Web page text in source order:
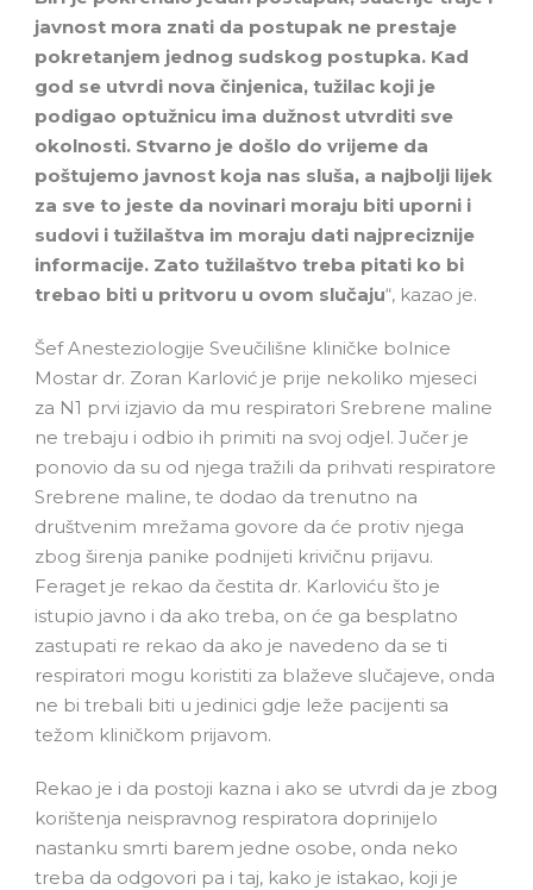
javnost mora znati da postupak ne prestaje
pokretanjem jednog sudskog postupka. Kad
god se utvrdi nova činjenica, tužilac koji je
podigao optužnicu ima dužnost utvrditi sve
okolnosti. Stvarno je došlo do vrijeme da
poštujemo javnost koja nas sluša, a najbolji lijek
za sve to jeste da novinari moraju biti uporni i
sudovi i tužilaštva im moraju dati najpreciznije
informacije. Zato tužilaštvo treba pitati ko bi
trebao biti u pritvoru u ovom slučaju“, kazao je.
Šef Anesteziologije Sveučilišne kliničke bolnice
Mostar dr. Zoran Karlović je prije nekoliko mjeseci
za N1 prvi izjavio da mu respiratori Srebrene maline
ne trebaju i odbio ih primiti na svoj odjel. Jučer je
ponovio da su od njega tražili da prihvati respiratore
Srebrene maline, te dodao da trenutno na
društvenim mrežama govore da će protiv njega
zbog širenja panike podnijeti krivičnu prijavu.
Feraget je rekao da čestita dr. Karloviću što je
istupio javno i da ako treba, on će ga besplatno
zastupati re rekao da ako je navedeno da se ti
respiratori mogu koristiti za blaževe slučajeve, onda
ne bi trebali biti u jedinici gdje leže pacijenti sa
težom kliničkom prijavom.
Rekao je i da postoji kazna i ako se utvrdi da je zbog
korištenja neispravnog respiratora doprinijelo
nastanku smrti barem jedne osobe, onda neko
treba da odgovori pa i taj, kako je istakao, koji je